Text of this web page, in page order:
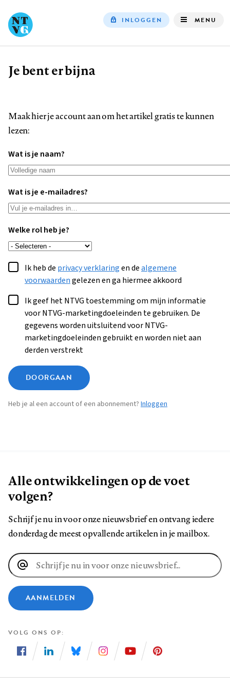
INLOGGEN MENU
Kruimelpad
Je bent er bijna
Maak hier je account aan om het artikel gratis te kunnen
lezen:
Wat is je naam?
Wat is je e-mailadres?
Welke rol heb je?
Ik heb de privacy verklaringen dealgemene
voorwaardengelezen en ga hiermee akkoord
Ik geef het NTVG toestemming om mijn informatie
voor NTVG-marketingdoeleinden te gebruiken. De
gegevens worden uitsluitend voor NTVG-
marketingdoeleinden gebruikt en worden niet aan
derden verstrekt
DOORGAAN
Heb je al een account of een abonnement? Inloggen
Alle ontwikkelingen op de voet
volgen?
Schrijf je nu in voor onze nieuwsbrief en ontvang iedere
donderdag de meest opvallende artikelen in je mailbox.
E-
mailadres
AANMELDEN
VOLG ONS OP
ons
ons
ons
ons
ons
ons